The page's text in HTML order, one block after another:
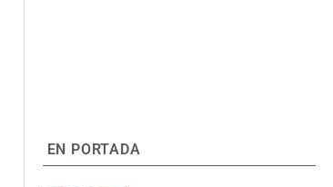
EN PORTADA